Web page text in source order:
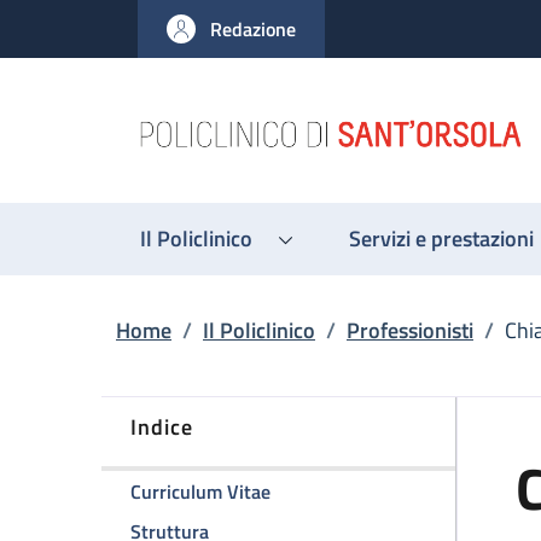
al contenuto principale
to footer content
Redazione
Il Policlinico Servizi e prestazioni
Briciole di pane
Home / Il Policlinico / Professionisti /
Indice
Curriculum Vitaedella pagina Chiara Zanfi
Strutturadella pagina Chiara Zanfi